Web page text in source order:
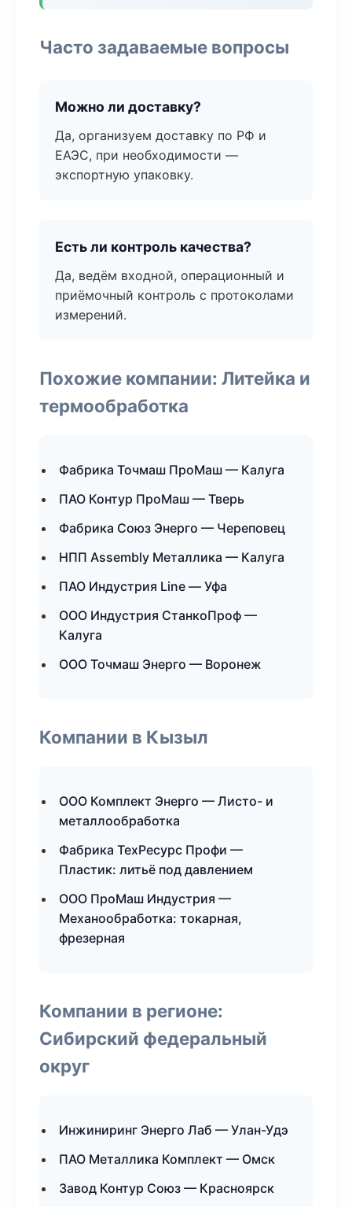
Часто задаваемые вопросы
Можно ли доставку?
Да, организуем доставку по РФ и
ЕАЭС, при необходимости —
экспортную упаковку.
Есть ли контроль качества?
Да, ведём входной, операционный и
приёмочный контроль с протоколами
измерений.
Похожие компании: Литейка и
термообработка
Фабрика Точмаш ПроМаш — Калуга
ПАО Контур ПроМаш — Тверь
Фабрика Союз Энерго — Череповец
НПП Assembly Металлика — Калуга
ПАО Индустрия Line — Уфа
ООО Индустрия СтанкоПроф —
Калуга
ООО Точмаш Энерго — Воронеж
Компании в Кызыл
ООО Комплект Энерго — Листо- и
металлообработка
Фабрика ТехРесурс Профи —
Пластик: литьё под давлением
ООО ПроМаш Индустрия —
Механообработка: токарная,
фрезерная
Компании в регионе:
Сибирский федеральный
округ
Инжиниринг Энерго Лаб — Улан-Удэ
ПАО Металлика Комплект — Омск
Завод Контур Союз — Красноярск